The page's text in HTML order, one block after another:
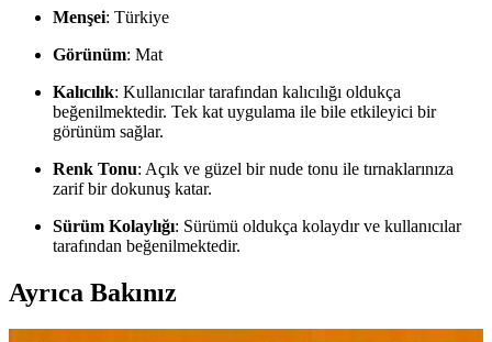
Menşei: Türkiye
Görünüm: Mat
Kalıcılık: Kullanıcılar tarafından kalıcılığı oldukça
beğenilmektedir. Tek kat uygulama ile bile etkileyici bir
görünüm sağlar.
Renk Tonu: Açık ve güzel bir nude tonu ile tırnaklarınıza
zarif bir dokunuş katar.
Sürüm Kolaylığı: Sürümü oldukça kolaydır ve kullanıcılar
tarafından beğenilmektedir.
Ayrıca Bakınız